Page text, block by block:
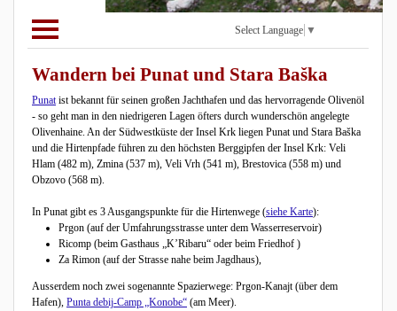
Select Language ▼
Wandern bei Punat und Stara Baška
Punatist bekannt für seinen großen Jachthafen und das hervorragende Olivenöl
- so geht man in den niedrigeren Lagen öfters durch wunderschön angelegte
Olivenhaine. An der Südwestküste der Insel Krk liegen Punat und Stara Baška
und die Hirtenpfade führen zu den höchsten Berggipfen der Insel Krk: Veli
Hlam (482 m), Zmina (537 m), Veli Vrh (541 m), Brestovica (558 m) und
Obzovo (568 m).
In Punat gibt es 3 Ausgangspunkte für die Hirtenwege (siehe Karte):
Prgon (auf der Umfahrungsstrasse unter dem Wasserreservoir)
Ricomp (beim Gasthaus „K’Ribaru“ oder beim Friedhof )
Za Rimon (auf der Strasse nahe beim Jagdhaus),
Ausserdem noch zwei sogenannte Spazierwege: Prgon-Kanajt (über dem
Hafen), Punta debij-Camp „Konobe“ (am Meer).